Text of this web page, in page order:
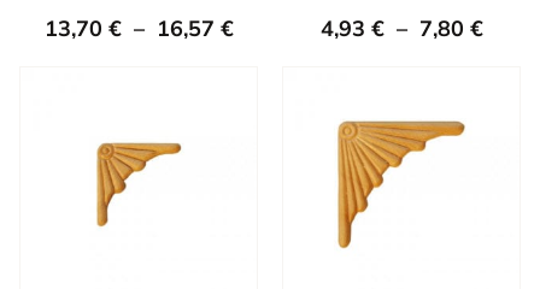
13,70 € – 16,57 €
4,93 € – 7,80 €